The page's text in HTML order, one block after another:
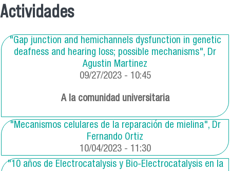
Actividades
"Gap junction and hemichannels dysfunction in genetic
deafness and hearing loss; possible mechanisms", Dr
Agustin Martinez
09/27/2023 - 10:45
A la comunidad universitaria
"Mecanismos celulares de la reparación de mielina", Dr
Fernando Ortiz
10/04/2023 - 11:30
"10 años de Electrocatalysis y Bio-Electrocatalysis en la